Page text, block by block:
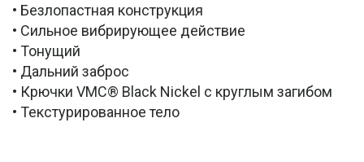
• Безлопастная конструкция
• Сильное вибрирующее действие
• Тонущий
• Дальний заброс
• Крючки VMC® Black Nickel с круглым загибом
• Текстурированное тело